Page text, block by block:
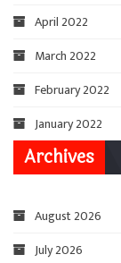
April 2022
March 2022
February 2022
January 2022
Archives
August 2026
July 2026